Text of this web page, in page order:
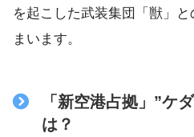
を起こした武装集団「獣」
まいます。
「新空港占拠」”ケ
は？